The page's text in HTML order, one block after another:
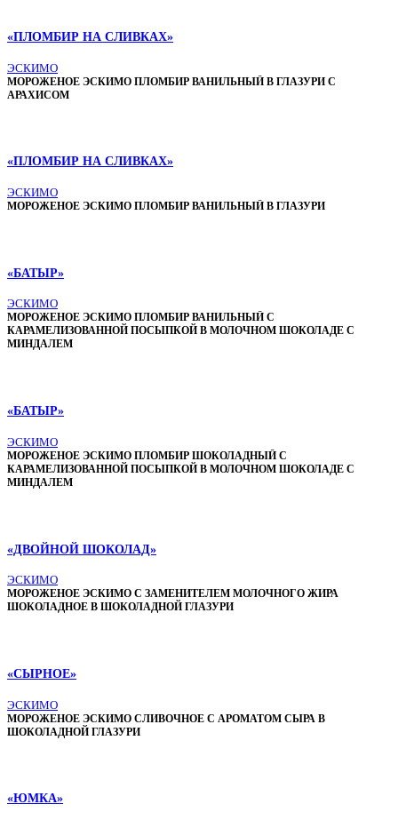
«ПЛОМБИР НА СЛИВКАХ»
ЭСКИМО
МОРОЖЕНОЕ ЭСКИМО ПЛОМБИР ВАНИЛЬНЫЙ В ГЛАЗУРИ С
АРАХИСОМ
«ПЛОМБИР НА СЛИВКАХ»
ЭСКИМО
МОРОЖЕНОЕ ЭСКИМО ПЛОМБИР ВАНИЛЬНЫЙ В ГЛАЗУРИ
«БАТЫР»
ЭСКИМО
МОРОЖЕНОЕ ЭСКИМО ПЛОМБИР ВАНИЛЬНЫЙ С
КАРАМЕЛИЗОВАННОЙ ПОСЫПКОЙ В МОЛОЧНОМ ШОКОЛАДЕ С
МИНДАЛЕМ
«БАТЫР»
ЭСКИМО
МОРОЖЕНОЕ ЭСКИМО ПЛОМБИР ШОКОЛАДНЫЙ С
КАРАМЕЛИЗОВАННОЙ ПОСЫПКОЙ В МОЛОЧНОМ ШОКОЛАДЕ С
МИНДАЛЕМ
«ДВОЙНОЙ ШОКОЛАД»
ЭСКИМО
МОРОЖЕНОЕ ЭСКИМО С ЗАМЕНИТЕЛЕМ МОЛОЧНОГО ЖИРА
ШОКОЛАДНОЕ В ШОКОЛАДНОЙ ГЛАЗУРИ
«СЫРНОЕ»
ЭСКИМО
МОРОЖЕНОЕ ЭСКИМО СЛИВОЧНОЕ С АРОМАТОМ СЫРА В
ШОКОЛАДНОЙ ГЛАЗУРИ
«ЮМКА»